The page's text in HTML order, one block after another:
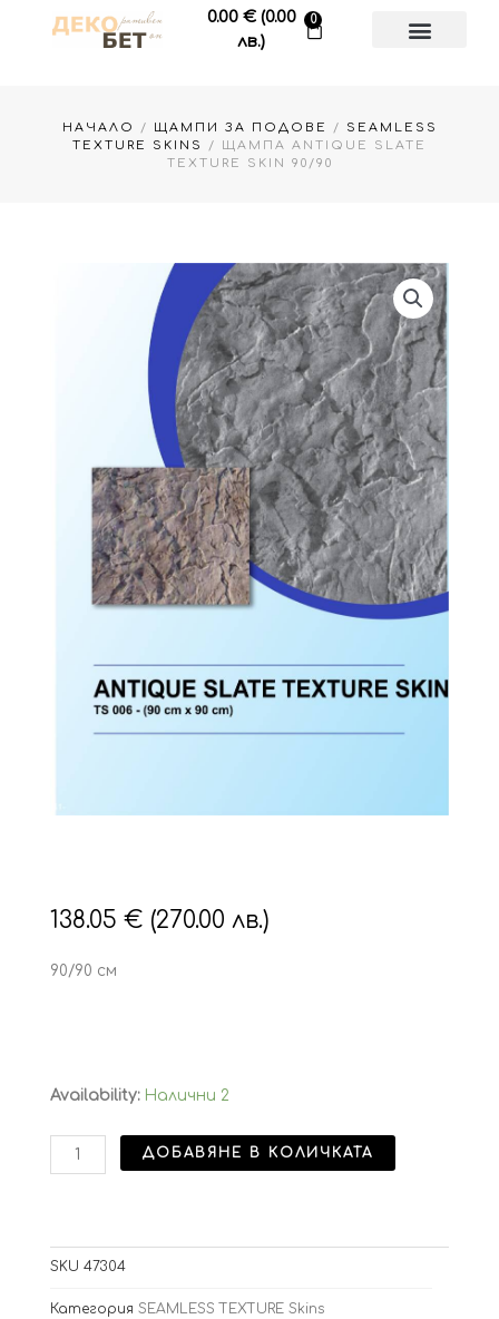
0.00 € (0.00
лв.)
0
Cart
НАЧАЛО / ЩАМПИ ЗА ПОДОВЕ /
SEAMLESS
TEXTURE SKINS
/ ЩАМПА ANTIQUE SLATE
TEXTURE SKIN 90/90
138.05 € (270.00 лв.)
90/90 см
Availability: Налични 2
количество
90/90
ДОБАВЯНЕ В КОЛИЧКАТА
SKU 47304
Категория SEAMLESS TEXTURE Skins